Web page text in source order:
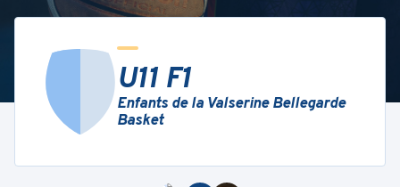
U11 F1
Enfants de la Valserine Bellegarde
Basket